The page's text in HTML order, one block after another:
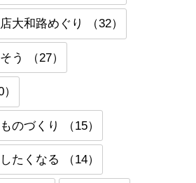
大和路めぐり （32）
う （27）
のづくり （15）
たくなる （14）